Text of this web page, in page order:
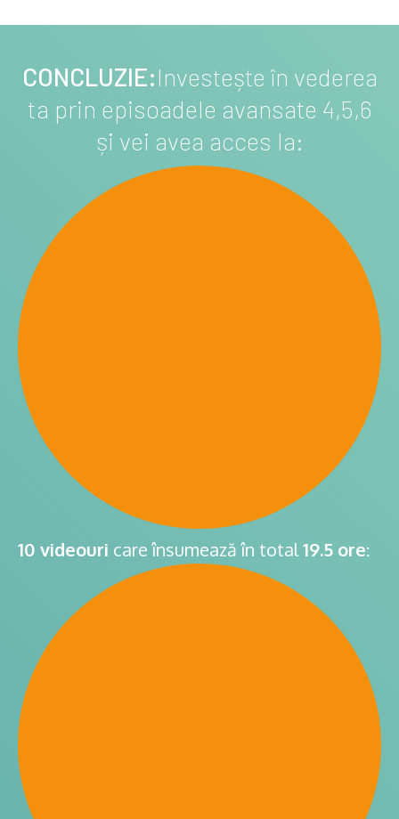
CONCLUZIE:Investește în vederea
ta prin episoadele avansate 4,5,6
și vei avea acces la:
10 videouri care însumează în total19.5 ore: